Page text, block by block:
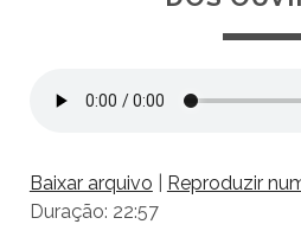
Baixar arquivo Reproduzir
Duração: 22:57